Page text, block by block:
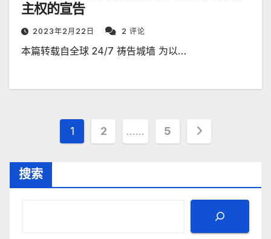
主权的宣告
2023年2月22日 2 评论
本篇转载自全球 24/7 祷告城墙 为以…
文
分
1 2 …… 5
搜索